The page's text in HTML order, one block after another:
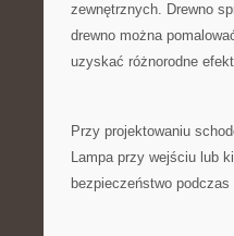
zewnętrznych. ⁤Drewno​
drewno można
uzyskać różnorodne
Przy projektowaniu
Lampa ‍przy wejściu lub
bezpieczeństwo⁣